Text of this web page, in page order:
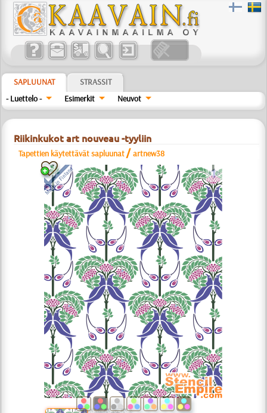
SAPLUUNAT
STRASSIT
- Luettelo -
Esimerkit Neuvot
Riikinkukot art nouveau -tyyliin
Tapettien käytettävät sapluunat /artnew38
a